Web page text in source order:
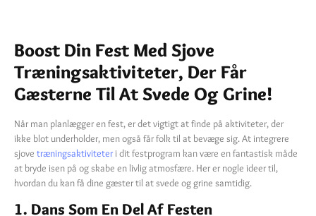
Boost Din Fest Med Sjove
Træningsaktiviteter, Der Får
Gæsterne Til At Svede Og Grine!
Når man planlægger en fest, er det vigtigt at finde på aktiviteter, der
ikke blot underholder, men også får folk til at bevæge sig. At integrere
sjove træningsaktiviteter i dit festprogram kan være en fantastisk måde
at bryde isen på og skabe en livlig atmosfære. Her er nogle ideer til,
hvordan du kan få dine gæster til at svede og grine samtidig.
1. Dans Som En Del Af Festen